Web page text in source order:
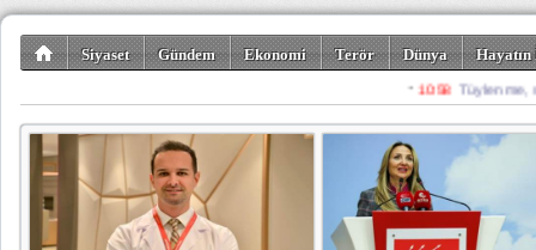
Siyaset Gündem Ekonomi Terör Dünya
Spor Misafir